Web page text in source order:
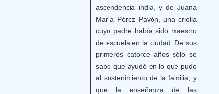
ascendencia india, y de Juana
María Pérez Pavón, una criolla
cuyo padre había sido maestro
de escuela en la ciudad. De sus
primeros catorce años sólo se
sabe que ayudó en lo que pudo
al sostenimiento de la familia, y
que la enseñanza de las